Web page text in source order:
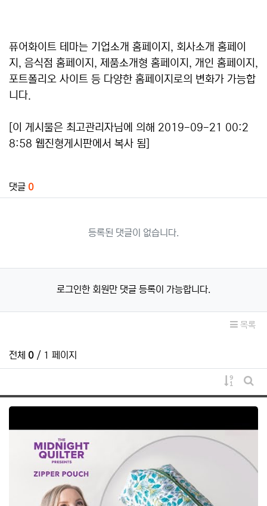
퓨어화이트 테마는 기업소개 홈페이지, 회사소개 홈페이
지, 음식점 홈페이지, 제품소개형 홈페이지, 개인 홈페이지,
포트폴리오 사이트 등 다양한 홈페이지로의 변화가 가능합
니다.
[이 게시물은 최고관리자님에 의해 2019-09-21 00:2
8:58 웹진형게시판에서 복사 됨]
댓글 0
등록된 댓글이 없습니다.
로그인한 회원만 댓글 등록이 가능합니다.
목록
전체 0 / 1 페이지
게시물
게시